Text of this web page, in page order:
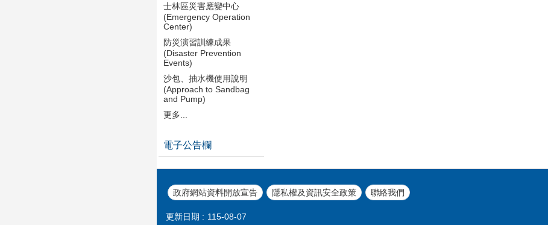
士林區災害應變中心
(Emergency Operation
Center)
防災演習訓練成果
(Disaster Prevention
Events)
沙包、抽水機使用說明
(Approach to Sandbag
and Pump)
更多...
電子公告欄
政府網站資料開放宣告 隱私權及資訊安全政策 聯絡我們
更新日期 115-08-07